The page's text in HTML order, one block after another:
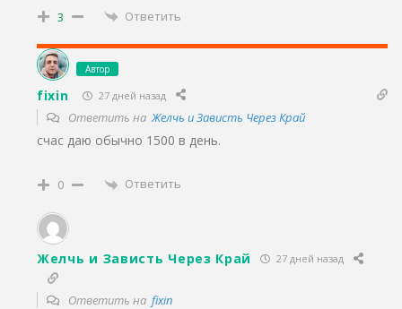
3 Ответить
Автор
fixin 27 дней назад
Ответить наЖелчь и Зависть Через Край
счас даю обычно 1500 в день.
0 Ответить
Желчь и Зависть Через Край 27 дней назад
Ответить на fixin